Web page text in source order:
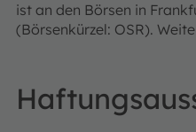
ist an den Börsen in
(Börsenkürzel: OSR).